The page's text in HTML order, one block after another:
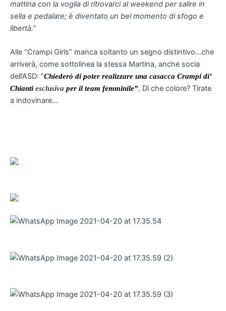
mattina con la voglia di ritrovarci al weekend per salire in
sella e pedalare; è diventato un bel momento di sfogo e
libertà.”
Alle “Crampi Girls” manca soltanto un segno distintivo…che
arriverà, come sottolinea la stessa Martina, anche socia
dell’ASD: “Chiederò di poter realizzare una casacca Crampi di’
Chianti esclusiva per il team femminile”. Di che colore? Tirate
a indovinare…